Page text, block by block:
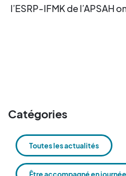
l’ESRP-IFMK de l’APSAH
Catégories
Toutes les actualités
Être accompagné en journée